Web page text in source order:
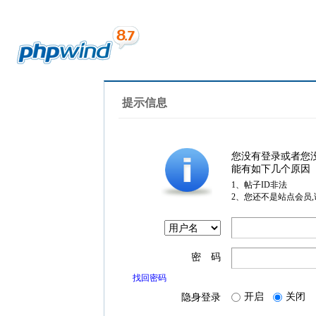
提示信息
您没有登录或者您
能有如下几个原因
1、帖子ID非法
2、您还不是站点会员
密 码
找回密码
隐身登录 开启 关闭